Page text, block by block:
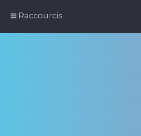
Raccourcis